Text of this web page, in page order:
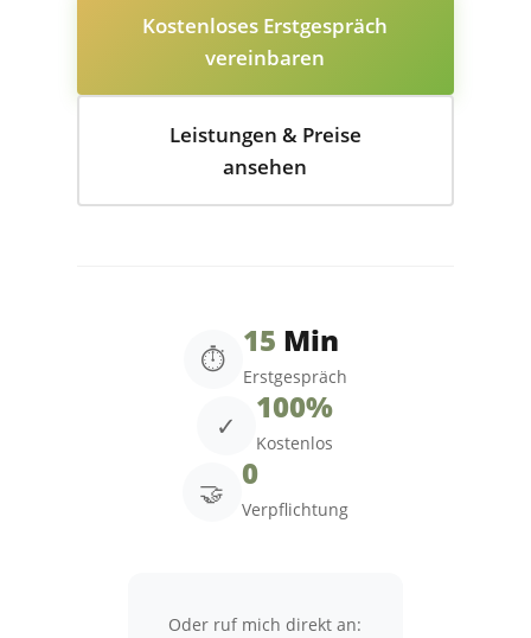
Kostenloses Erstgespräch
vereinbaren
Leistungen & Preise
ansehen
⏱️ 15 Min
Erstgespräch
✓ 100%
Kostenlos
🤝 0
Verpflichtung
Oder ruf mich direkt an: